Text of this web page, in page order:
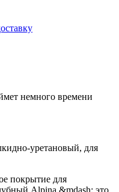
немного времени
уретановый, для
покрытие для
Alpina &mdash; это